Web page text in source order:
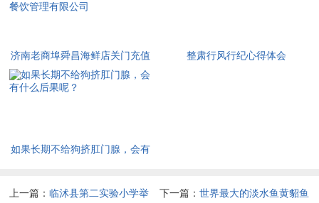
济南老商埠舜昌海鲜店关门充值
卡怎么办？属于山东舜昌山庄餐
整肃行风行纪心得体会
如果长期不给狗挤肛门腺，会有
上一篇：临沭县第二实验小学举 下一篇： 世界最大的淡水鱼黄貂鱼